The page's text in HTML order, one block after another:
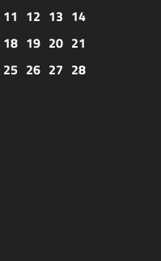
11 12 13 14
18 19 20 21
25 26 27 28